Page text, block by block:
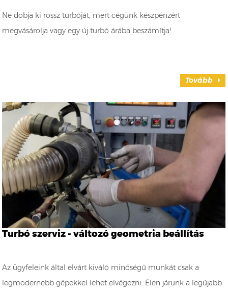
Ne dobja ki rossz turbóját, mert cégünk készpénzért
megvásárolja vagy egy új turbó árába beszámítja!
Tovább
Turbó szerviz - változó geometria beállítás
Az ügyfeleink által elvárt kiváló minőségű munkát csak a
legmodernebb gépekkel lehet elvégezni. Élen járunk a legújabb